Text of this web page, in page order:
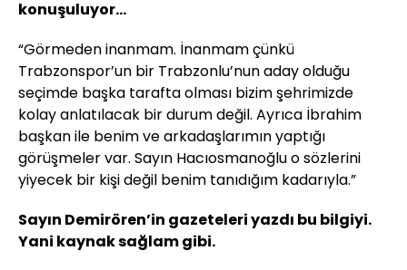
konuşuluyor...
“Görmeden inanmam. İnanmam çünkü
Trabzonspor’un bir Trabzonlu’nun aday olduğu
seçimde başka tarafta olması bizim şehrimizde
kolay anlatılacak bir durum değil. Ayrıca İbrahim
başkan ile benim ve arkadaşlarımın yaptığı
görüşmeler var. Sayın Hacıosmanoğlu o sözlerini
yiyecek bir kişi değil benim tanıdığım kadarıyla.”
Sayın Demirören’in gazeteleri yazdı bu bilgiyi.
Yani kaynak sağlam gibi.